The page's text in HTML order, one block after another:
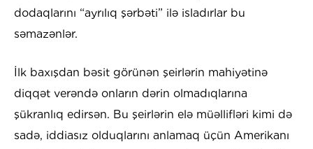
dodaqlarını “ayrılıq şərbəti” ilə isladırlar bu
səmazənlər.
İlk baxışdan bəsit görünən şeirlərin mahiyətinə
diqqət verəndə onların dərin olmadıqlarına
şükranlıq edirsən. Bu şeirlərin elə müəllifləri kimi də
sadə, iddiasız olduqlarını anlamaq üçün Amerikanı